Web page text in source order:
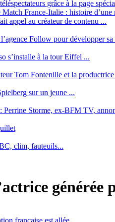
grâce à la page
France-Italie : histoire d’une
appel au créateur de contenu ...
Follow pour développer sa
s’installe à la tour Eiffel ...
Tom Fontenille et la
sur un jeune ...
Perrine Storme, ex-BFM TV,
clim, fauteuils...
générée
française est allée ...